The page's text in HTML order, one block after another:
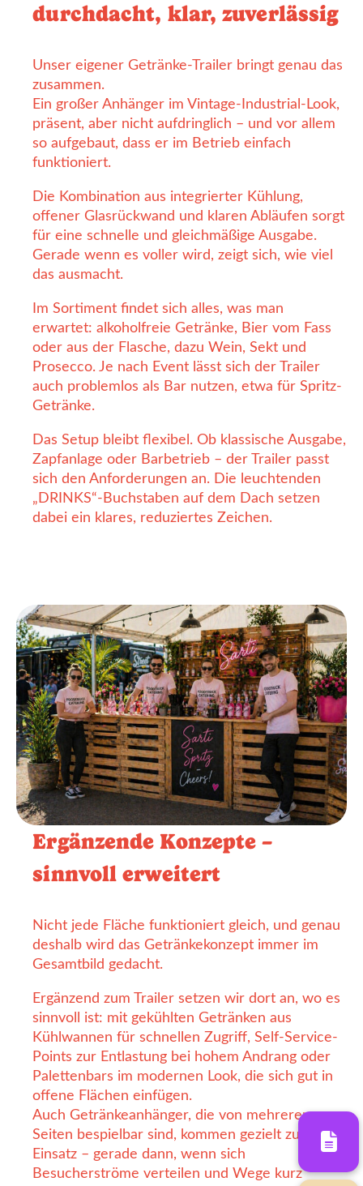
durchdacht, klar, zuverlässig
Unser eigener Getränke-Trailer bringt genau das
zusammen.
Ein großer Anhänger im Vintage-Industrial-Look,
präsent, aber nicht aufdringlich – und vor allem
so aufgebaut, dass er im Betrieb einfach
funktioniert.
Die Kombination aus integrierter Kühlung,
offener Glasrückwand und klaren Abläufen sorgt
für eine schnelle und gleichmäßige Ausgabe.
Gerade wenn es voller wird, zeigt sich, wie viel
das ausmacht.
Im Sortiment findet sich alles, was man
erwartet: alkoholfreie Getränke, Bier vom Fass
oder aus der Flasche, dazu Wein, Sekt und
Prosecco. Je nach Event lässt sich der Trailer
auch problemlos als Bar nutzen, etwa für Spritz-
Getränke.
Das Setup bleibt flexibel. Ob klassische Ausgabe,
Zapfanlage oder Barbetrieb – der Trailer passt
sich den Anforderungen an. Die leuchtenden
„DRINKS“-Buchstaben auf dem Dach setzen
dabei ein klares, reduziertes Zeichen.
Ergänzende Konzepte –
sinnvoll erweitert
Nicht jede Fläche funktioniert gleich, und genau
deshalb wird das Getränkekonzept immer im
Gesamtbild gedacht.
Ergänzend zum Trailer setzen wir dort an, wo es
sinnvoll ist: mit gekühlten Getränken aus
Kühlwannen für schnellen Zugriff, Self-Service-
Points zur Entlastung bei hohem Andrang oder
Palettenbars im modernen Look, die sich gut in
offene Flächen einfügen.
Auch Getränkeanhänger, die von mehreren
Seiten bespielbar sind, kommen gezielt zum
Einsatz – gerade dann, wenn sich
Besucherströme verteilen und Wege kurz